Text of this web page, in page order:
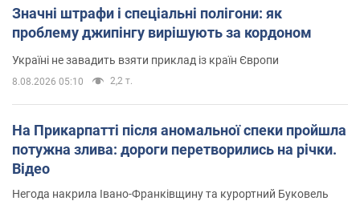
Значні штрафи і спеціальні полігони: як
проблему джипінгу вирішують за кордоном
Україні не завадить взяти приклад із країн Європи
8.08.2026 05:10 2,2 т.
На Прикарпатті після аномальної спеки пройшла
потужна злива: дороги перетворились на річки.
Відео
Негода накрила Івано-Франківщину та курортний Буковель